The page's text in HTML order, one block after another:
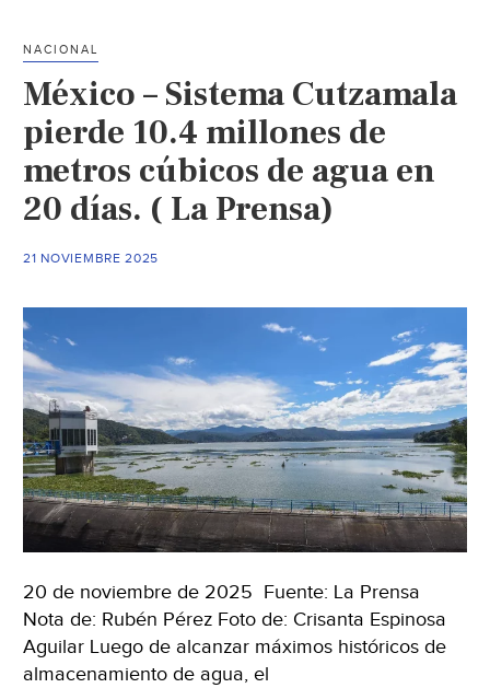
NACIONAL
México – Sistema Cutzamala
pierde 10.4 millones de
metros cúbicos de agua en
20 días. ( La Prensa)
21 NOVIEMBRE 2025
20 de noviembre de 2025 Fuente: La Prensa
Nota de: Rubén Pérez Foto de: Crisanta Espinosa
Aguilar Luego de alcanzar máximos históricos de
almacenamiento de agua, el